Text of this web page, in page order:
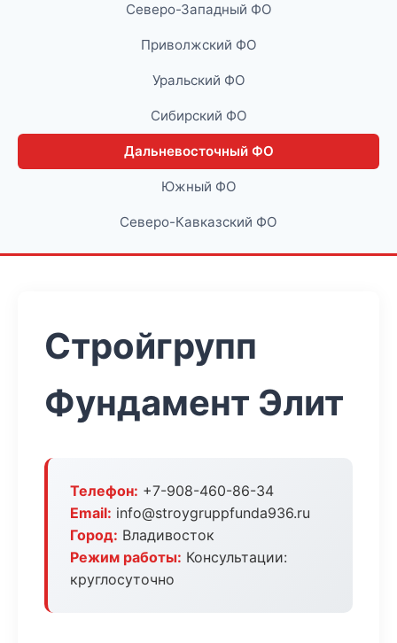
Северо-Западный ФО
Приволжский ФО
Уральский ФО
Сибирский ФО
Дальневосточный ФО
Южный ФО
Северо-Кавказский ФО
Стройгрупп
Фундамент Элит
Телефон: +7-908-460-86-34
Email: info@stroygruppfunda936.ru
Город: Владивосток
Режим работы: Консультации:
круглосуточно